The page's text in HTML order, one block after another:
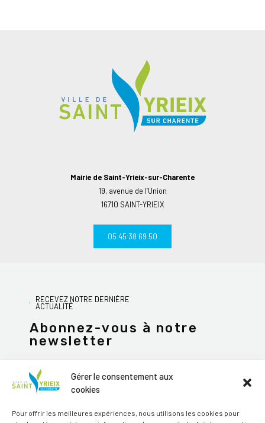
Gérer le consentement aux
cookies
Pour offrir les meilleures expériences, nous utilisons les cookies pour
Mairie de Saint-Yrieix-sur-Charente
19, avenue de l’Union
16710 SAINT-YRIEIX
05 45 38 69 50
RECEVEZ NOTRE DERNIÈRE
ACTUALITÉ
Abonnez-vous à notre
newsletter
JE M'ABONNE